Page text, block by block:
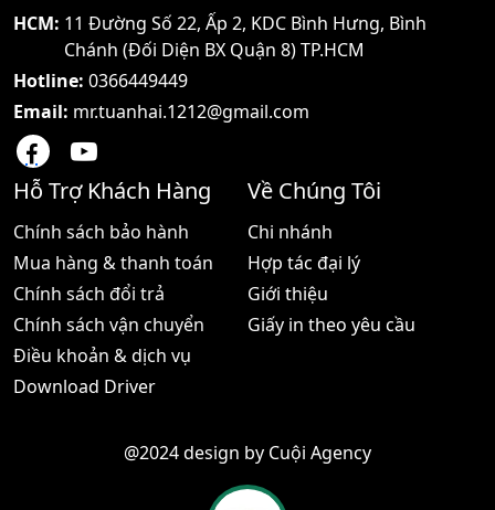
nội bộ khi làm việc máy bộ
đàm đang là thiết bị được
ứng dụng rộng rãi
thích hợp trong mọi môi
trường Hôm nay shoppos
sẽ
HCM: 11 Đường Số 22, Ấp 2, KDC Bình Hưng, Bình
Chánh (Đối Diện BX Quận 8) TP.HCM
Hotline: 0366449449
Email: mr.tuanhai.1212@gmail.com
Hỗ Trợ Khách Hàng
Chính sách bảo hành
Mua hàng & thanh toán
Chính sách đổi trả
Chính sách vận chuyển
Điều khoản & dịch vụ
Download Driver
Về Chúng Tôi
Chi nhánh
Hợp tác đại lý
Giới thiệu
Giấy in theo yêu cầu
@2024 design by Cuội Agency